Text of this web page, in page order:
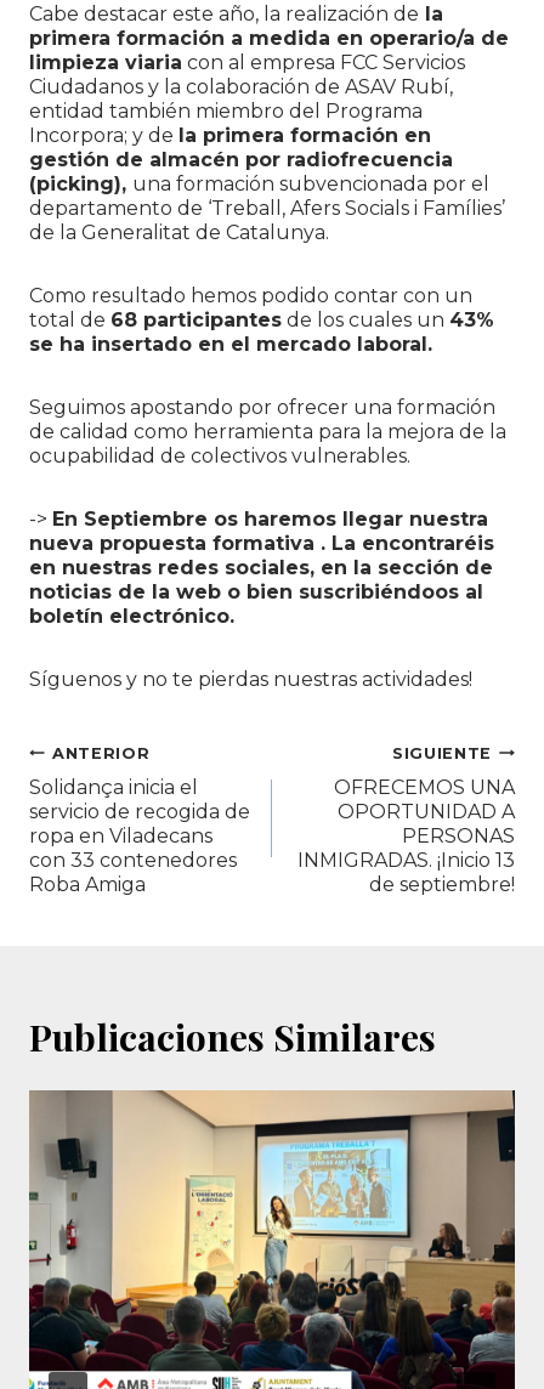
Cabe destacar este año, la realización de la
primera formación a medida en operario/a de
limpieza viaria con al empresa FCC Servicios
Ciudadanos y la colaboración de ASAV Rubí,
entidad también miembro del Programa
Incorpora; y de la primera formación en
gestión de almacén por radiofrecuencia
(picking), una formación subvencionada por el
departamento de ‘Treball, Afers Socials i Famílies’
de la Generalitat de Catalunya.
Como resultado hemos podido contar con un
total de 68 participantes de los cuales un 43%
se ha insertado en el mercado laboral.
Seguimos apostando por ofrecer una formación
de calidad como herramienta para la mejora de la
ocupabilidad de colectivos vulnerables.
-> En Septiembre os haremos llegar nuestra
nueva propuesta formativa . La encontraréis
en nuestras redes sociales, en la sección de
noticias de la web o bien suscribiéndoos al
boletín electrónico.
Síguenos y no te pierdas nuestras actividades!
Navegación
de
entradas
ANTERIOR
Solidança inicia el
servicio de recogida de
ropa en Viladecans
con 33 contenedores
Roba Amiga
SIGUIENTE
OFRECEMOS UNA
OPORTUNIDAD A
PERSONAS
INMIGRADAS. ¡Inicio 13
de septiembre!
Publicaciones Similares